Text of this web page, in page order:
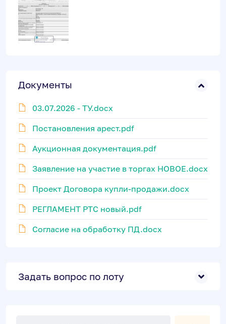
Документы
03.07.2026 - ТУ.docx
Постановления арест.pdf
Аукционная документация.pdf
Заявление на участие в торгах НОВОЕ.docx
Проект Договора купли-продажи.docx
РЕГЛАМЕНТ РТС новый.pdf
Согласие на обработку ПД.docx
Задать вопрос по лоту